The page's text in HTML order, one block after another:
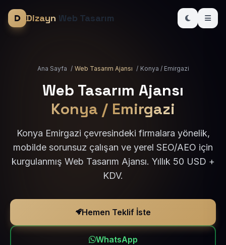
Dizayn Web Tasarım
Ana Sayfa / Web Tasarım Ajansı / Konya / Emirgazi
Web Tasarım Ajansı
Konya / Emirgazi
Konya Emirgazi çevresindeki firmalara yönelik,
mobilde sorunsuz çalışan ve yerel SEO/AEO için
kurgulanmış Web Tasarım Ajansı. Yıllık 50 USD +
KDV.
Hemen Teklif İste
WhatsApp